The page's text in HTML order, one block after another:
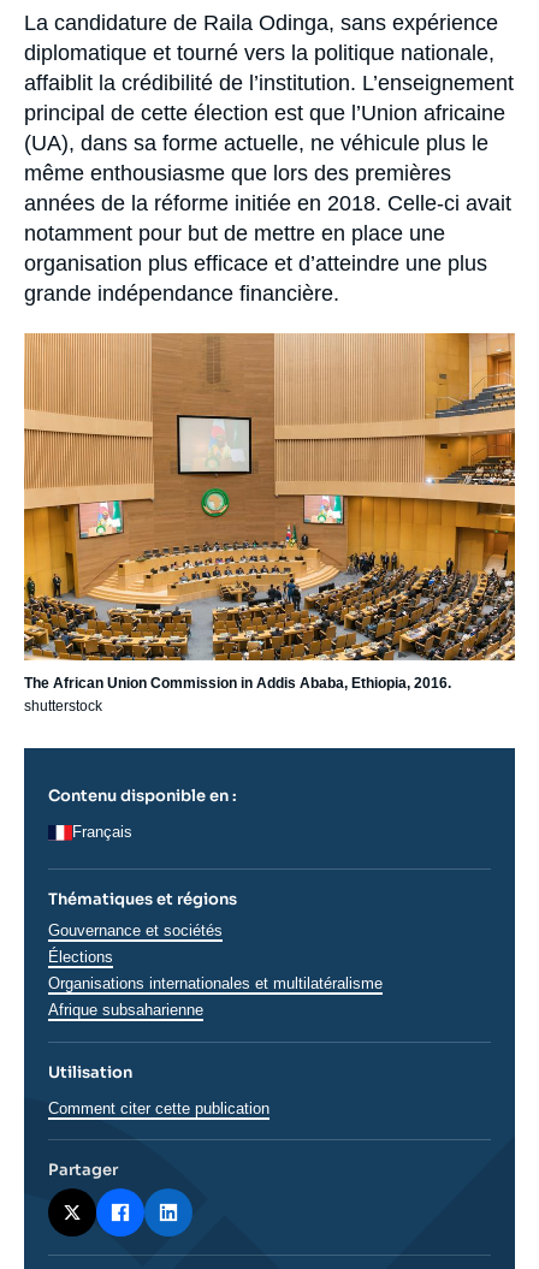
Accroche
La candidature de Raila Odinga, sans expérience
diplomatique et tourné vers la politique nationale,
affaiblit la crédibilité de l’institution. L’enseignement
principal de cette élection est que l’Union africaine
(UA), dans sa forme actuelle, ne véhicule plus le
même enthousiasme que lors des premières
années de la réforme initiée en 2018. Celle-ci avait
notamment pour but de mettre en place une
organisation plus efficace et d’atteindre une plus
grande indépendance financière.
Image
principale
The African Union Commission in Addis Ababa, Ethiopia, 2016.
shutterstock
Contenu disponible en :
Français
Thématiques et régions
Thématiques
analyses
Gouvernance et sociétés
Élections
Organisations internationales et multilatéralisme
Régions
Afrique subsaharienne
Utilisation
Comment citer cette publication
Partager